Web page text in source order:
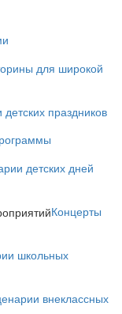
для широкой
праздников
детских дней
Концерты
школьных
внеклассных